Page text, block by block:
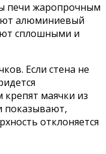
печи жаропрочным
алюминиевый
сплошными и
Если стена не
крепят маячки из
показывают,
отклоняется